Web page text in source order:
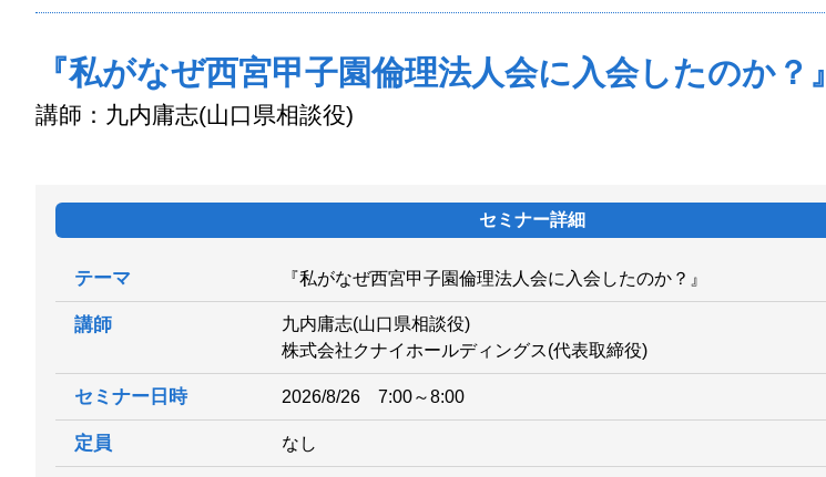
『私がなぜ西宮甲子園倫理法人会に入会したのか？』
講師：九内庸志(山口県相談役)
セミナー詳細
テーマ 『私がなぜ西宮甲子園倫理法人会に入会したのか？』
講師
九内庸志(山口県相談役)
株式会社クナイホールディングス(代表取締役)
セミナー日時 2026/8/26 7:00～8:00
定員 なし